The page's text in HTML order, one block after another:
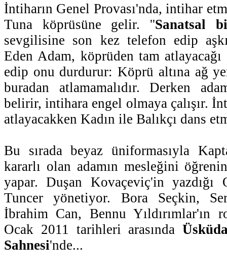
İntiharın Genel Provası'nda, intihar
Tuna köprüsüne gelir. ''Sanatsal
sevgilisine son kez telefon edip
Eden Adam, köprüden tam atlayacağı
edip onu durdurur: Köprü altına ağ
buradan atlamamalıdır. Derken
belirir, intihara engel olmaya çalışır.
atlayacakken Kadın ile Balıkçı dans
Bu sırada beyaz üniformasıyla
kararlı olan adamın mesleğini
yapar. Duşan Kovaçeviç'in
Tuncer yönetiyor. Bora Seçkin,
İbrahim Can, Bennu Yıldırımlar'ın
Ocak 2011 tarihleri arasında
Sahnesi'nde...